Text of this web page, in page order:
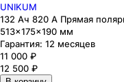
UNIKUM
132 Ач 820 А Прямая
513×175×190 мм
Гарантия: 12 месяцев
11 000 ₽
12 500 ₽